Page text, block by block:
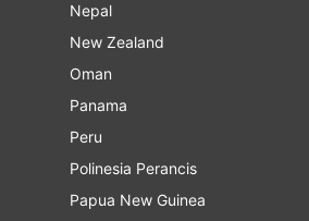
Nepal
New Zealand
Oman
Panama
Peru
Polinesia Perancis
Papua New Guinea